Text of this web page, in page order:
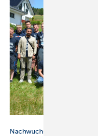
Nachwuchskräfte